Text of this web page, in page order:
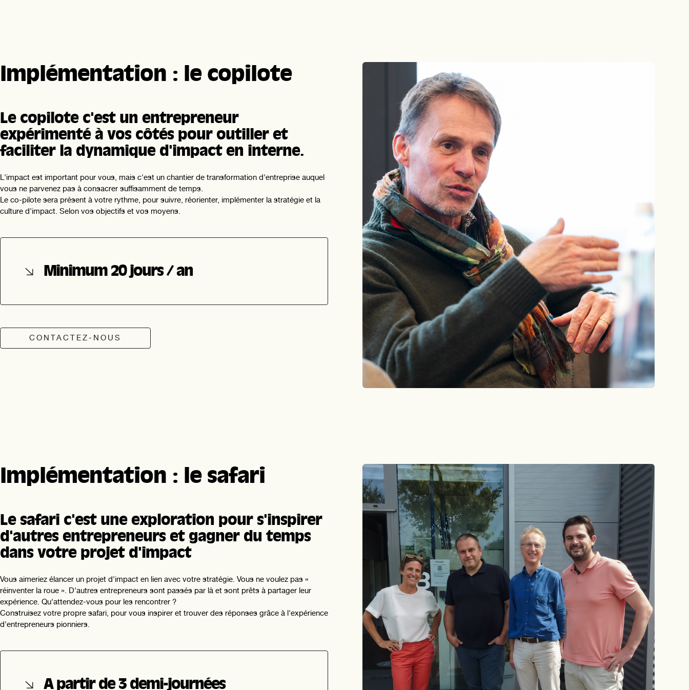
Implémentation : le copilote
Le copilote c'est un entrepreneur
expérimenté à vos côtés pour outiller et
faciliter la dynamique d'impact en interne.
L'impact est important pour vous, mais c'est un chantier de transformation d'entreprise auquel
vous ne parvenez pas à consacrer suffisamment de temps.
Le co-pilote sera présent à votre rythme, pour suivre, réorienter, implémenter la stratégie et la
culture d'impact. Selon vos objectifs et vos moyens.
Minimum 20 jours / an
CONTACTEZ-NOUS
Implémentation : le safari
Le safari c'est une exploration pour s'inspirer
d'autres entrepreneurs et gagner du temps
dans votre projet d'impact
Vous aimeriez élancer un projet d'impact en lien avec votre stratégie. Vous ne voulez pas «
réinventer la roue ». D'autres entrepreneurs sont passés par là et sont prêts à partager leur
expérience. Qu'attendez-vous pour les rencontrer ?
Construisez votre propre safari, pour vous inspirer et trouver des réponses grâce à l'expérience
d'entrepreneurs pionniers.
A partir de 3 demi-journées